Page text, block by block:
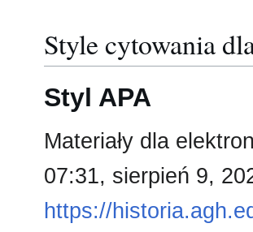
Style cytowania
Styl APA
Materiały dla
07:31, sierpień 9,
https://